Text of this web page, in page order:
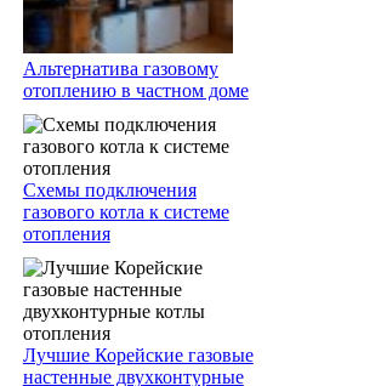
Альтернатива газовому
отоплению в частном доме
Схемы подключения
газового котла к системе
отопления
Лучшие Корейские газовые
настенные двухконтурные